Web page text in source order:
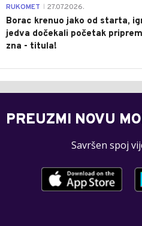
RUKOMET 27.07.2026.
Borac krenuo jako od starta,
jedva dočekali početak
zna - titula!
PREUZMI NOVU
Savršen spoj